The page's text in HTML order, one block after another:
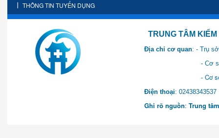
THÔNG TIN TUYỂN DỤNG
TRUNG TÂM KIỂM SOÁT
Địa chỉ cơ quan: - Trụ
- Cơ sở 2: Khu Hành
- Cơ sở 3: Số 1 Ngõ 2
Điện thoại:
Ghi rõ nguồn: Trung